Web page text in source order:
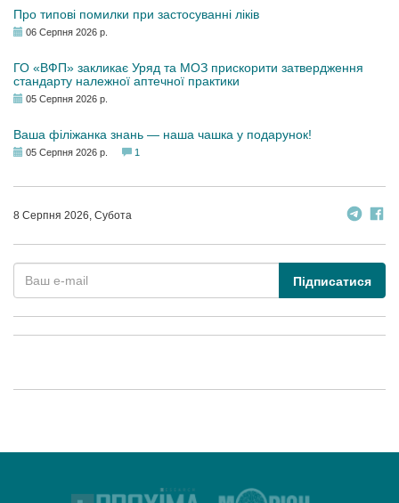
Про типові помилки при застосуванні ліків
06 Серпня 2026 р.
ГО «ВФП» закликає Уряд та МОЗ прискорити затвердження
стандарту належної аптечної практики
05 Серпня 2026 р.
Ваша філіжанка знань — наша чашка у подарунок!
05 Серпня 2026 р. 1
8 Серпня 2026, Субота
Підписатися